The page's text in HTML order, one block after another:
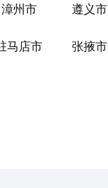
漳州市 遵义市
马店市 张掖市